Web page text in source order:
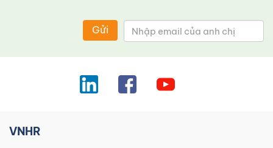
Gửi
VNHR